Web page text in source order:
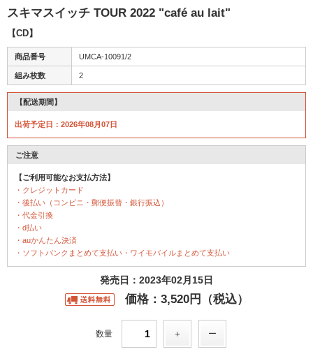
スキマスイッチ TOUR 2022 "café au lait"
【CD】
商品番号 UMCA-10091/2
組み枚数 2
【配送期間】
出荷予定日：2026年08月07日
ご注意
【ご利用可能なお支払方法】
・クレジットカード
・後払い（コンビニ・郵便振替・銀行振込）
・代金引換
・d払い
・auかんたん決済
・ソフトバンクまとめて支払い・ワイモバイルまとめて支払い
発売日：2023年02月15日
価格：3,520円（税込）
数量